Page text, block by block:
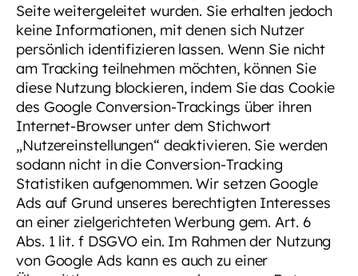
Seite weitergeleitet wurden. Sie erhalten jedoch
keine Informationen, mit denen sich Nutzer
persönlich identifizieren lassen. Wenn Sie nicht
am Tracking teilnehmen möchten, können Sie
diese Nutzung blockieren, indem Sie das Cookie
des Google Conversion-Trackings über ihren
Internet-Browser unter dem Stichwort
„Nutzereinstellungen“ deaktivieren. Sie werden
sodann nicht in die Conversion-Tracking
Statistiken aufgenommen. Wir setzen Google
Ads auf Grund unseres berechtigten Interesses
an einer zielgerichteten Werbung gem. Art. 6
Abs. 1 lit. f DSGVO ein. Im Rahmen der Nutzung
von Google Ads kann es auch zu einer